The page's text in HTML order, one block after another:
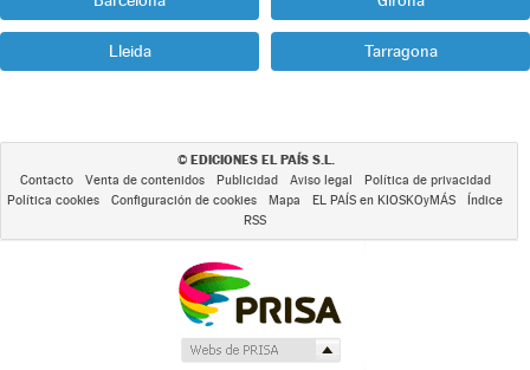
Lleida Tarragona
© EDICIONES EL PAÍS S.L.
Contacto Venta de contenidos Publicidad Aviso legal
Política de privacidad
Política cookies
Configuración de cookies Mapa EL PAÍS en KIOSKOyMÁS
Índice
RSS